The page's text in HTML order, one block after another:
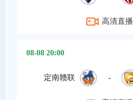
高清直播
08-08 20:00
定南赣联 -